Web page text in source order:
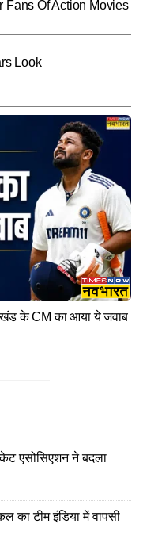
एसोसिएशन ने बदला
का टीम इंडिया में वापसी